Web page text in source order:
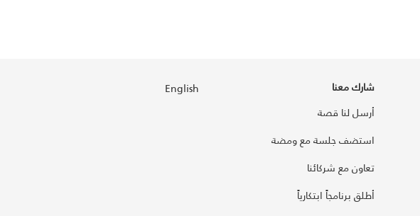
شارك معنا
أرسل لنا قصة
استضف جلسة مع ومضة
تعاون مع شركائنا
أطلق برنامجاً ابتكارياً
English